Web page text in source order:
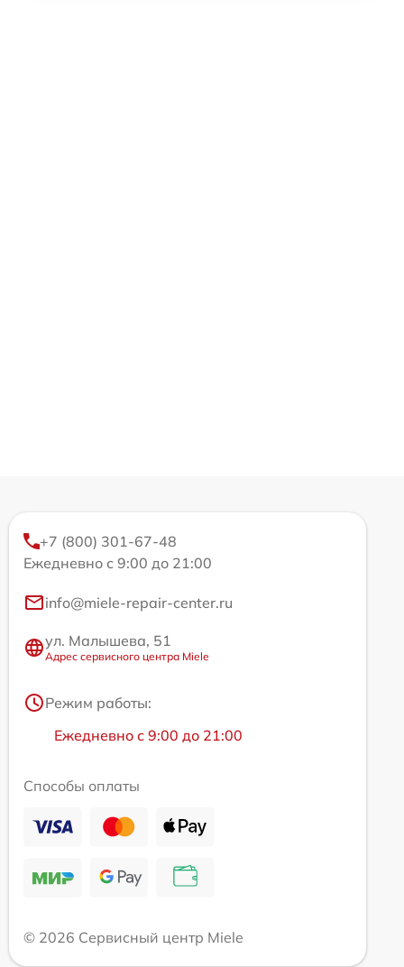
+7 (800) 301-67-48
Ежедневно с 9:00 до 21:00
info@miele-repair-center.ru
ул. Малышева, 51
Адрес сервисного центра Miele
Режим работы:
Ежедневно с 9:00 до 21:00
Способы оплаты
© 2026 Сервисный центр Miele